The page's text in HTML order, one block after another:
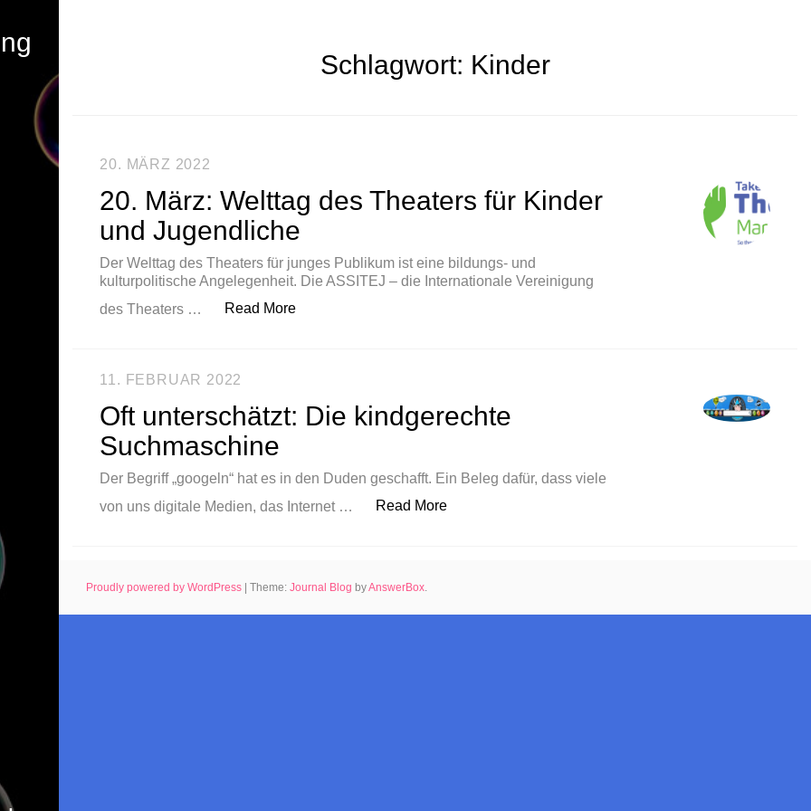
Schlagwort: Kinder
20. MÄRZ 2022
20. März: Welttag des Theaters für Kinder
und Jugendliche
Der Welttag des Theaters für junges Publikum ist eine bildungs- und
kulturpolitische Angelegenheit. Die ASSITEJ – die Internationale Vereinigung
des Theaters …
Read More„20. März: Welttag des Theaters für Kinder und Jugendliche“
11. FEBRUAR 2022
Oft unterschätzt: Die kindgerechte
Suchmaschine
Der Begriff „googeln“ hat es in den Duden geschafft. Ein Beleg dafür, dass viele
von uns digitale Medien, das Internet …
Read More„Oft unterschätzt: Die kindgerechte Suchmaschine“
Proudly powered by WordPress |Theme:Journal Blog byAnswerBox.